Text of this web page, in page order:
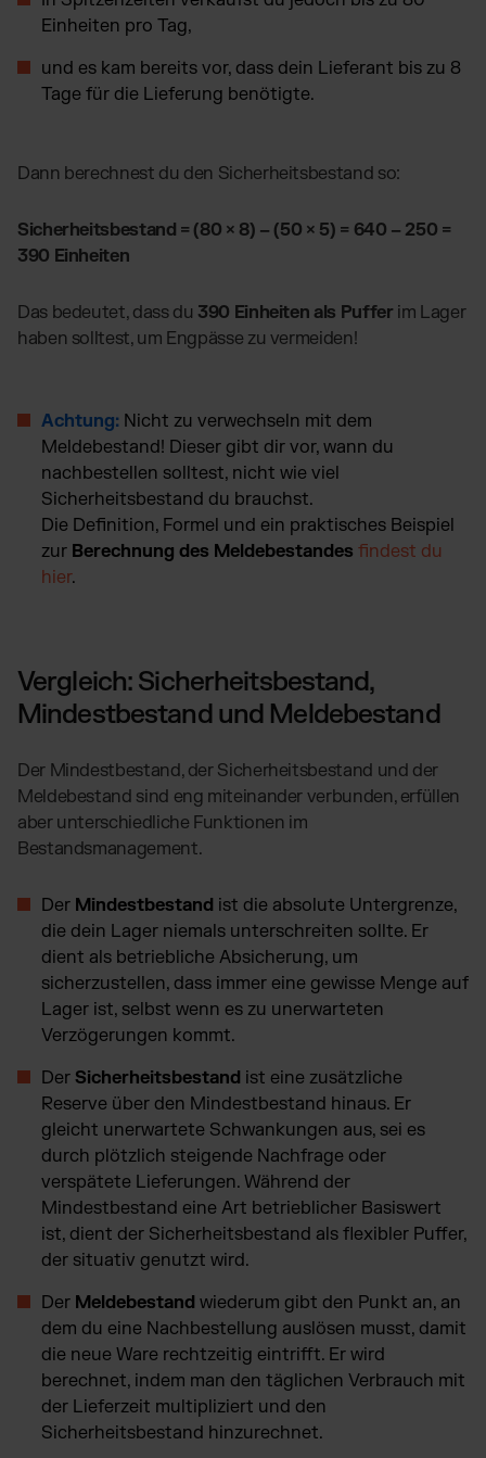
Einheiten pro Tag,
und es kam bereits vor, dass dein Lieferant bis zu 8
Tage für die Lieferung benötigte.
Dann berechnest du den Sicherheitsbestand so:
Sicherheitsbestand = (80 × 8) – (50 × 5) = 640 – 250 =
390 Einheiten
Das bedeutet, dass du 390 Einheiten als Puffer im Lager
haben solltest, um Engpässe zu vermeiden!
Achtung: Nicht zu verwechseln mit dem
Meldebestand! Dieser gibt dir vor, wann du
nachbestellen solltest, nicht wie viel
Sicherheitsbestand du brauchst.
Die Definition, Formel und ein praktisches Beispiel
zur Berechnung des Meldebestandes findest du
hier.
Vergleich: Sicherheitsbestand,
Mindestbestand und Meldebestand
Der Mindestbestand, der Sicherheitsbestand und der
Meldebestand sind eng miteinander verbunden, erfüllen
aber unterschiedliche Funktionen im
Bestandsmanagement.
Der Mindestbestand ist die absolute Untergrenze,
die dein Lager niemals unterschreiten sollte. Er
dient als betriebliche Absicherung, um
sicherzustellen, dass immer eine gewisse Menge auf
Lager ist, selbst wenn es zu unerwarteten
Verzögerungen kommt.
Der Sicherheitsbestand ist eine zusätzliche
Reserve über den Mindestbestand hinaus. Er
gleicht unerwartete Schwankungen aus, sei es
durch plötzlich steigende Nachfrage oder
verspätete Lieferungen. Während der
Mindestbestand eine Art betrieblicher Basiswert
ist, dient der Sicherheitsbestand als flexibler Puffer,
der situativ genutzt wird.
Der Meldebestand wiederum gibt den Punkt an, an
dem du eine Nachbestellung auslösen musst, damit
die neue Ware rechtzeitig eintrifft. Er wird
berechnet, indem man den täglichen Verbrauch mit
der Lieferzeit multipliziert und den
Sicherheitsbestand hinzurechnet.